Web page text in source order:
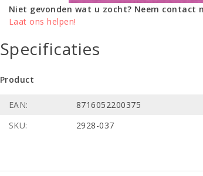
Niet gevonden wat u zocht? Neem
Laat ons helpen!
Specificaties
Product
EAN:
8716052200375
SKU:
2928-037